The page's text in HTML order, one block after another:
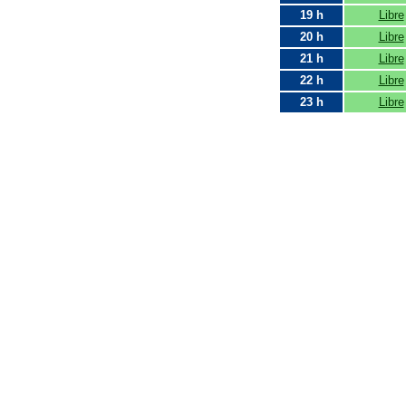
19 h
Libre
20 h
Libre
21 h
Libre
22 h
Libre
23 h
Libre